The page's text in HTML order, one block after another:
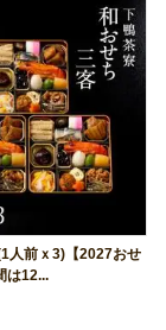
人前ｘ3)【2027おせ
は12...